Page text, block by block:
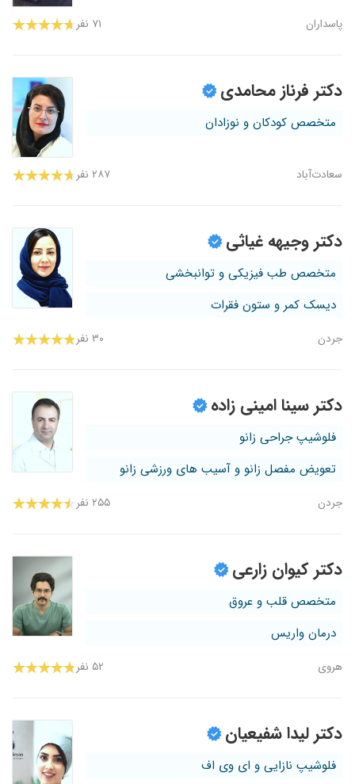
پاسداران ۷۱ نفر
دکتر فرناز محامدی
متخصص کودکان و نوزادان
سعادت‌آباد ۲۸۷ نفر
دکتر وجیهه غیاثی
متخصص طب فیزیکی و توانبخشی
دیسک کمر و ستون فقرات
جردن ۳۰ نفر
دکتر سینا امینی زاده
فلوشیپ جراحی زانو
تعویض مفصل زانو و آسیب های ورزشی زانو
جردن ۲۵۵ نفر
دکتر کیوان زارعی
متخصص قلب و عروق
درمان واریس
هروی ۵۲ نفر
دکتر لیدا شفیعیان
فلوشیپ نازایی و ای وی اف